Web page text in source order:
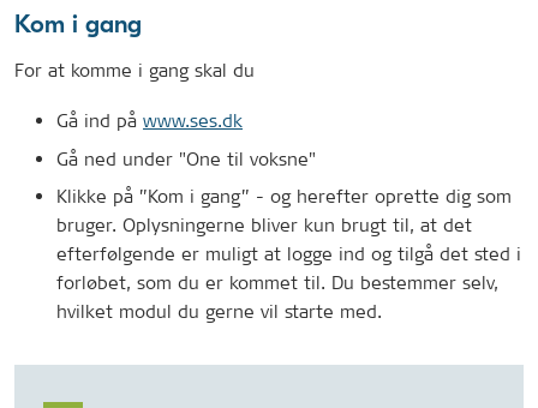
Kom i gang
For at komme i gang skal du
Gå ind på www.ses.dk
Gå ned under "One til voksne"
Klikke på ”Kom i gang” - og herefter oprette dig som
bruger. Oplysningerne bliver kun brugt til, at det
efterfølgende er muligt at logge ind og tilgå det sted i
forløbet, som du er kommet til. Du bestemmer selv,
hvilket modul du gerne vil starte med.